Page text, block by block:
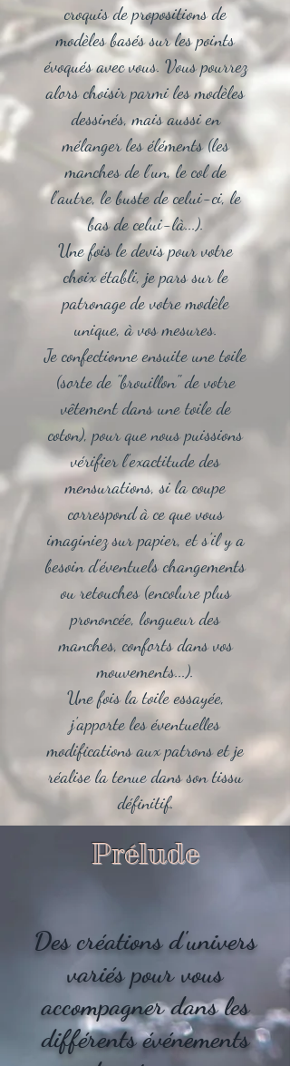
croquis de propositions de
modèles basés sur les points
évoqués avec vous. Vous pourrez
alors choisir parmi les modèles
dessinés, mais aussi en
mélanger les éléments (les
manches de l'un, le col de
l'autre, le buste de celui-ci, le
bas de celui-là...).
Une fois le devis pour votre
choix établi, je pars sur le
patronage de votre modèle
unique, à vos mesures.
Je confectionne ensuite une toile
(sorte de "brouillon" de votre
vêtement dans une toile de
coton), pour que nous puissions
vérifier l'exactitude des
mensurations, si la coupe
correspond à ce que vous
imaginiez sur papier, et s'il y a
besoin d’éventuels changements
ou retouches (encolure plus
prononcée, longueur des
manches, conforts dans vos
mouvements...).
Une fois la toile essayée,
j'apporte les éventuelles
modifications aux patrons et je
réalise la tenue dans son tissu
définitif.
Prélude
Des créations d'univers
variés pour vous
accompagner dans les
différents événements